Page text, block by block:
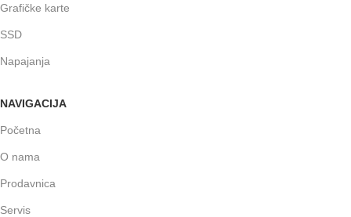
Grafičke karte
SSD
Napajanja
NAVIGACIJA
Početna
O nama
Prodavnica
Servis